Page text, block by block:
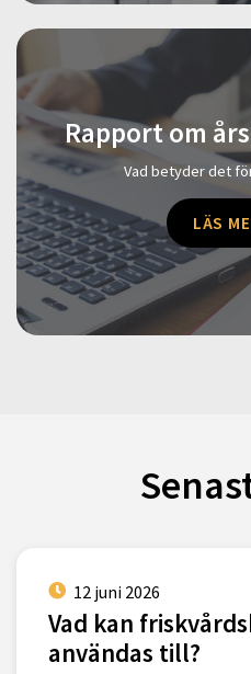
Rapport om
Vad betyder det
LÄS
12 juni 2026
Vad kan
användas till?